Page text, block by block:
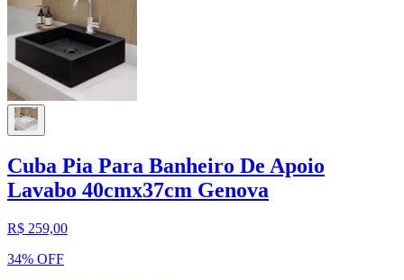
Cuba Pia Para Banheiro De Apoio
Lavabo 40cmx37cm Genova
R$ 259,00
34% OFF